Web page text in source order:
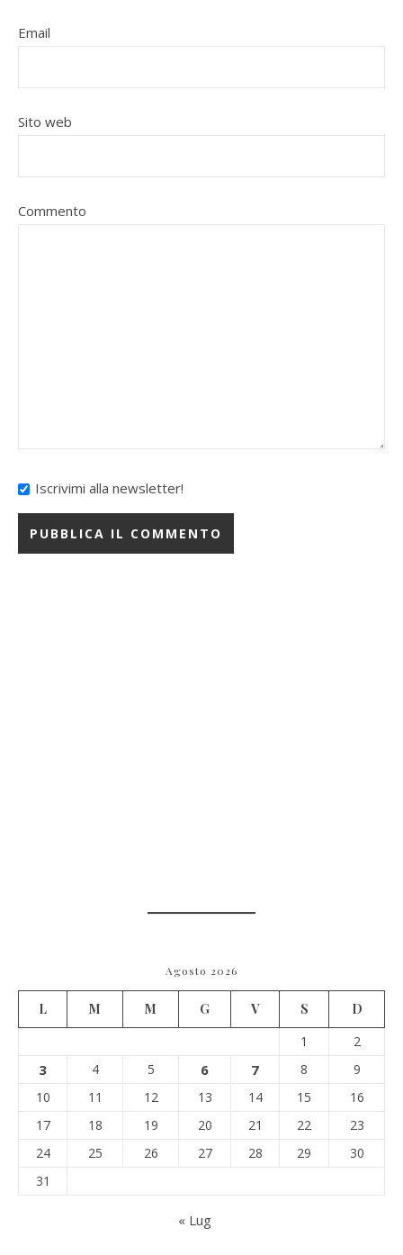
Email
Sito web
Commento
Iscrivimi alla newsletter!
Agosto 2026
L M M G V S
D
1
2
3 4 5 6 7 8
9
10
11 12 13 14 15
16
17
18 19 20 21 22
23
24
25 26 27 28 29
30
31
« Lug